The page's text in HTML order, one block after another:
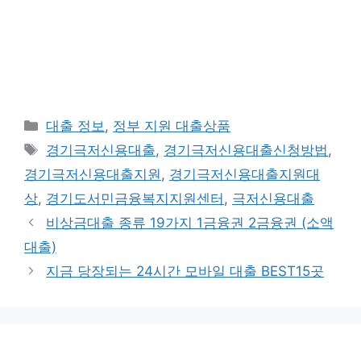
Categories
대출 정보, 정부 지원 대출상품
Tags
경기극저신용대출, 경기극저신용대출신청방법,
경기극저신용대출지원, 경기극저신용대출지원대
상, 경기도서민금융복지지원센터 , 극저신용대출
비상금대출 종류 19가지 1금융권 2금융권 (소액
대출)
지금 당장되는 24시간 모바일 대출 BEST15곳